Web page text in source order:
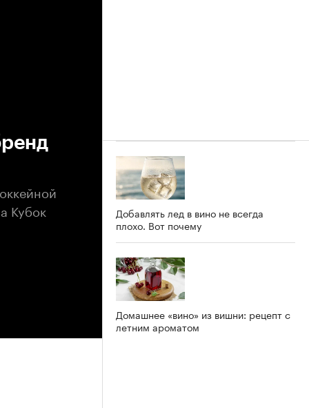
Кубок
Добавлять лед в вино не всегда
плохо. Вот почему
Домашнее «вино» из вишни: рецепт с
летним ароматом